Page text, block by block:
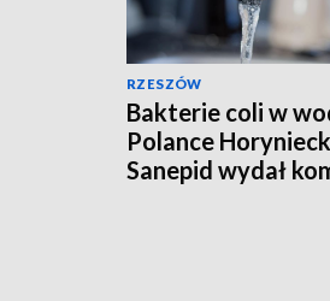
RZESZÓW
Bakterie coli w
Polance
Sanepid wydał